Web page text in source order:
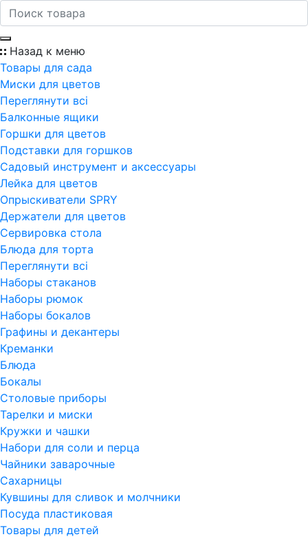
Назад к меню
Товары для сада
Миски для цветов
Переглянути всi
Балконные ящики
Горшки для цветов
Подставки для горшков
Садовый инструмент и аксессуары
Лейка для цветов
Опрыскиватели SPRY
Держатели для цветов
Сервировка стола
Блюда для торта
Переглянути всi
Наборы стаканов
Наборы рюмок
Наборы бокалов
Графины и декантеры
Креманки
Блюда
Бокалы
Столовые приборы
Тарелки и миски
Кружки и чашки
Набори для соли и перца
Чайники заварочные
Сахарницы
Кувшины для сливок и молчники
Посуда пластиковая
Товары для детей